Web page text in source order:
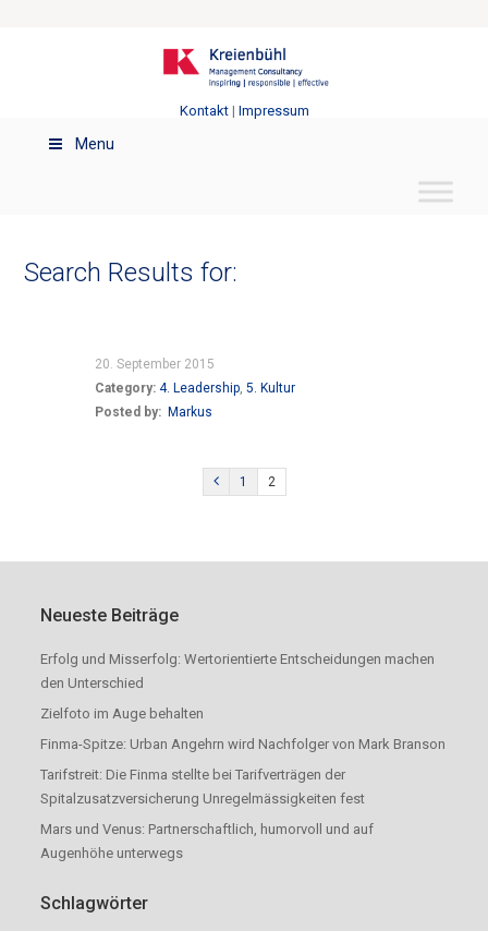
Kontakt| Impressum
Menu
Search Results for:
20. September 2015
Category:4. Leadership,5. Kultur
Posted by: Markus
1 2
Neueste Beiträge
Erfolg und Misserfolg: Wertorientierte Entscheidungen machen
den Unterschied
Zielfoto im Auge behalten
Finma-Spitze: Urban Angehrn wird Nachfolger von Mark Branson
Tarifstreit: Die Finma stellte bei Tarifverträgen der
Spitalzusatzversicherung Unregelmässigkeiten fest
Mars und Venus: Partnerschaftlich, humorvoll und auf
Augenhöhe unterwegs
Schlagwörter